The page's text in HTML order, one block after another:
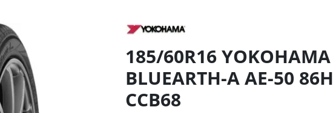
185/60R16 YOKOHAMA
BLUEARTH-A AE-50 86H
CCB68